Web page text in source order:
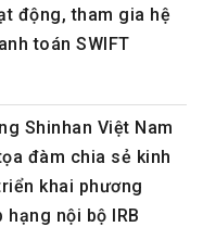
động, tham gia hệ
toán SWIFT
Shinhan Việt Nam
đàm chia sẻ kinh
khai phương
hạng nội bộ IRB